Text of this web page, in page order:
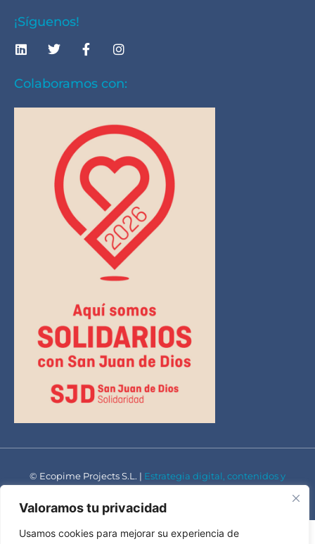
Valoramos tu privacidad
Usamos cookies para mejorar su experiencia de
¡Síguenos!
Colaboramos con:
© Ecopime Projects S.L. | Estrategia digital, contenidos y
diseño por Instint.net